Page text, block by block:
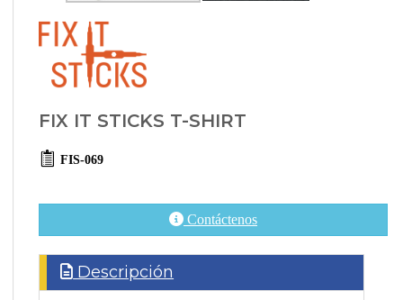
FIX IT STICKS T-SHIRT
FIS-069
Contáctenos
Descripción